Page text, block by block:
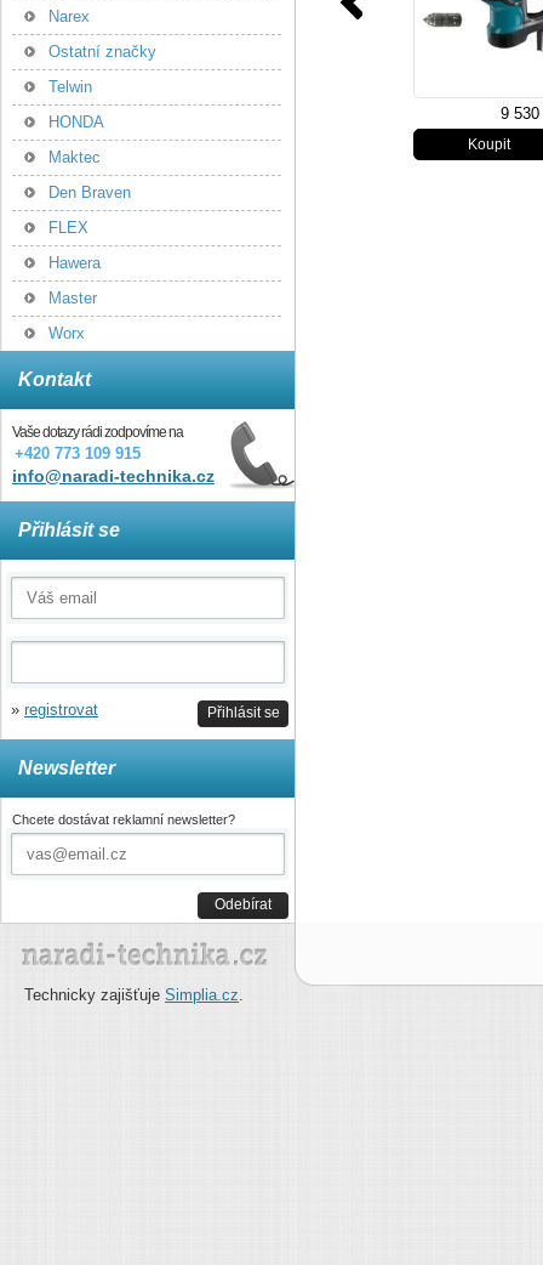
9
Narex
Ostatní značky
Telwin
HONDA
Maktec
Den Braven
FLEX
Hawera
Master
Worx
Kontakt
Vaše dotazy rádi zodpovíme na
+420 773 109 915
info@naradi-technika.cz
Přihlásit se
Přihlásit se
» registrovat
Newsletter
Chcete dostávat reklamní newsletter?
Odebírat
Technicky zajišťuje Simplia.cz.